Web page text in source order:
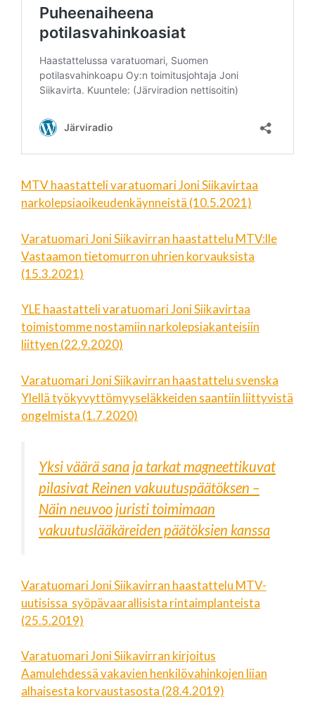
MTV haastatteli varatuomari Joni Siikavirtaa
narkolepsiaoikeudenkäynneistä (10.5.2021)
Varatuomari Joni Siikavirran haastattelu MTV:lle
Vastaamon tietomurron uhrien korvauksista
(15.3.2021)
YLE haastatteli varatuomari Joni Siikavirtaa
toimistomme nostamiin narkolepsiakanteisiin
liittyen (22.9.2020)
Varatuomari Joni Siikavirran haastattelu svenska
Ylellä työkyvyttömyyseläkkeiden saantiin liittyvistä
ongelmista (1.7.2020)
Yksi väärä sana ja tarkat magneettikuvat
pilasivat Reinen vakuutuspäätöksen –
Näin neuvoo juristi toimimaan
vakuutuslääkäreiden päätöksien kanssa
Varatuomari Joni Siikavirran haastattelu MTV-
uutisissa syöpävaarallisista rintaimplanteista
(25.5.2019)
Varatuomari Joni Siikavirran kirjoitus
Aamulehdessä vakavien henkilövahinkojen liian
alhaisesta korvaustasosta (28.4.2019)